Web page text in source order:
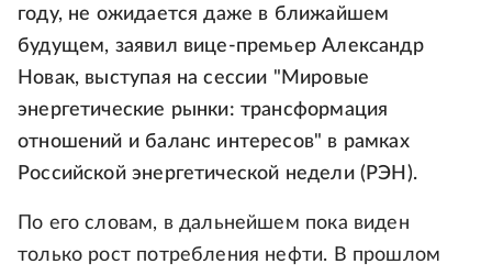
году, не ожидается даже в ближайшем
будущем, заявил вице-премьер Александр
Новак, выступая на сессии "Мировые
энергетические рынки: трансформация
отношений и баланс интересов" в рамках
Российской энергетической недели (РЭН).
По его словам, в дальнейшем пока виден
только рост потребления нефти. В прошлом